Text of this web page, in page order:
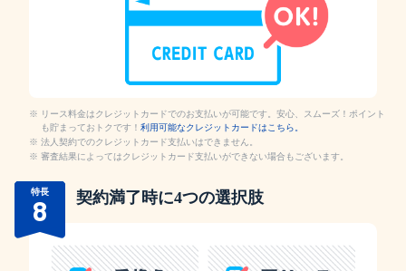
リース料金はクレジットカードでのお支払いが可能です。安心、スムーズ！ポイント
も貯まっておトクです！ 利用可能なクレジットカードはこちら。
法人契約でのクレジットカード支払いはできません。
審査結果によってはクレジットカード支払いができない場合もございます。
特長
8 契約満了時に4つの選択肢